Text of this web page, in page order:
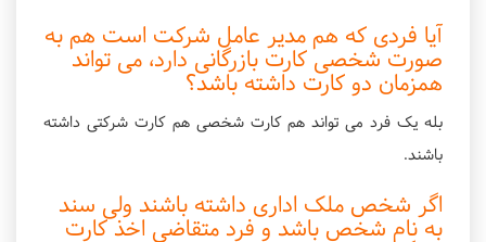
آیا فردی که هم مدیر عامل شرکت است هم به
صورت شخصی کارت بازرگانی دارد، می تواند
همزمان دو کارت داشته باشد؟
بله یک فرد می تواند هم كارت شخصی هم کارت شرکتی داشته
باشند.
اگر شخص ملک اداری داشته باشند ولی سند
به نام شخص باشد و فرد متقاضی اخذ کارت